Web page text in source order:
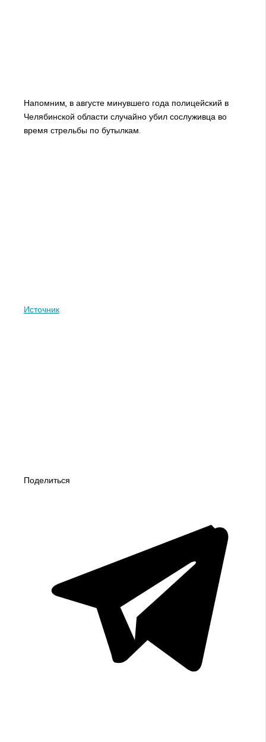
Напомним, в августе минувшего года полицейский в
Челябинской области случайно убил сослуживца во
время стрельбы по бутылкам.
Источник
Поделиться